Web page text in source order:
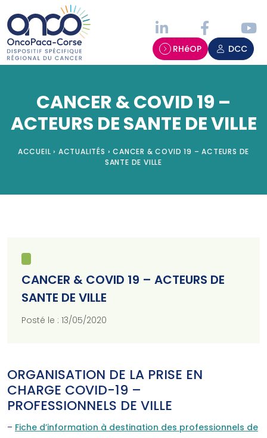
RHéOP DCC
CANCER & COVID 19 –
ACTEURS DE SANTE DE VILLE
ACCUEIL › ACTUALITÉS › CANCER & COVID 19 – ACTEURS DE
SANTE DE VILLE
CANCER & COVID 19 – ACTEURS DE
SANTE DE VILLE
Posté le : 13/05/2020
ORGANISATION DE LA PRISE EN
CHARGE COVID-19 –
PROFESSIONNELS DE VILLE
– Fiche d’information à destination des professionnels de
Panneau de gestion des cookies